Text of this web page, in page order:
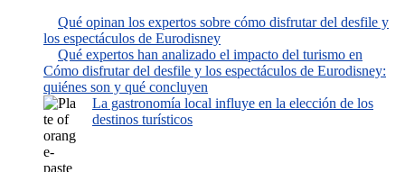
Qué opinan los expertos sobre cómo disfrutar del desfile y
los espectáculos de Eurodisney
Qué expertos han analizado el impacto del turismo en
Cómo disfrutar del desfile y los espectáculos de Eurodisney:
quiénes son y qué concluyen
La gastronomía local influye en la elección de los
destinos turísticos